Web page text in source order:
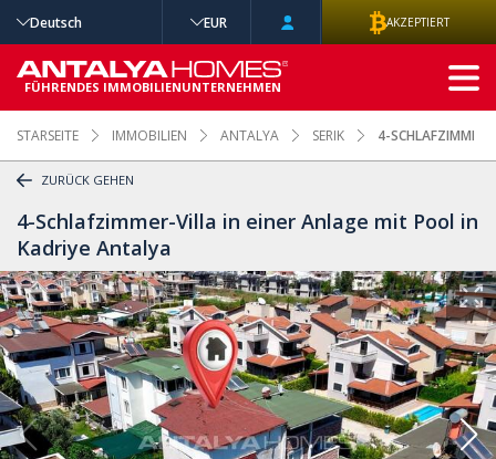
STARSEITE IMMOBILIEN ANTALYA SERIK 4-
ZURÜCK GEHEN
4-Schlafzimmer-Villa in einer Anlage mit Pool in
Kadriye Antalya
Deutsch EUR AKZEPTIERT
FÜHRENDES IMMOBILIENUNTERNEHMEN
ERWEITERTE
SUCHE